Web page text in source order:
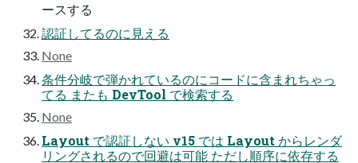
ースする
認証してるのに見える
None
条件分岐で弾かれているのにコードに含まれちゃっ
てる またも DevTool で検索する
None
Layout で認証しない v15 では Layout からレンダ
リングされるので回避は可能 ただし順序に依存する